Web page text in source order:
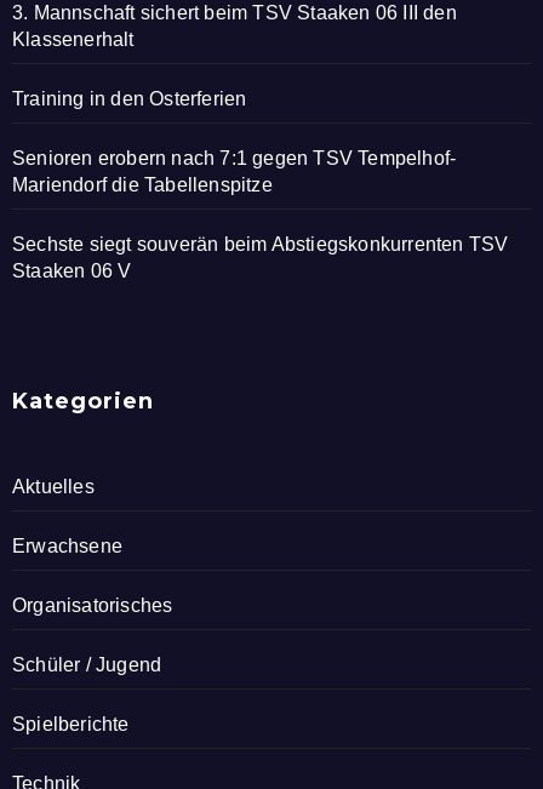
3. Mannschaft sichert beim TSV Staaken 06 III den
Klassenerhalt
Training in den Osterferien
Senioren erobern nach 7:1 gegen TSV Tempelhof-
Mariendorf die Tabellenspitze
Sechste siegt souverän beim Abstiegskonkurrenten TSV
Staaken 06 V
Kategorien
Aktuelles
Erwachsene
Organisatorisches
Schüler / Jugend
Spielberichte
Technik